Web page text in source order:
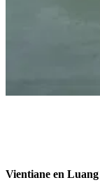
Vientiane en